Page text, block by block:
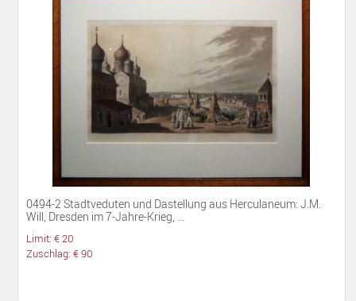
0494-2 Stadtveduten und Dastellung aus Herculaneum: J.M.
Will, Dresden im 7-Jahre-Krieg, ...
Limit: € 20
Zuschlag: € 90